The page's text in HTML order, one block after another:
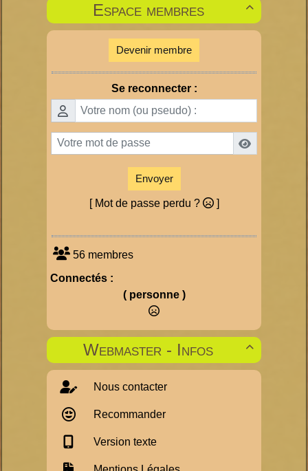

Espace membres
Devenir membre
Se reconnecter :
Envoyer
[ Mot de passe perdu ? ]
56 membres
Connectés :
( personne )

Webmaster - Infos
Nous contacter
Recommander
Version texte